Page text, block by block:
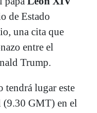
de Estado
una cita que
entre el
Trump.
tendrá lugar este
(9.30 GMT) en el